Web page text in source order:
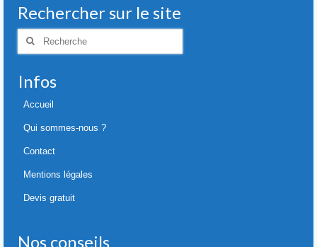
Rechercher sur le site
Rechercher
Infos
Accueil
Qui sommes-nous ?
Contact
Mentions légales
Devis gratuit
Nos conseils